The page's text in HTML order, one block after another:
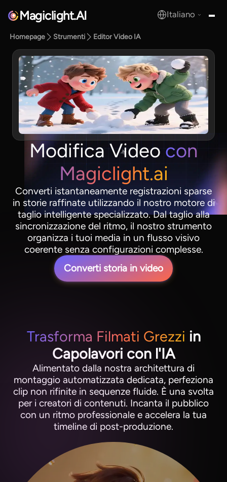
Magiclight.AI Italiano
Homepage Strumenti Editor Video IA
Modifica Video con
Magiclight.ai
Converti istantaneamente registrazioni sparse
in storie raffinate utilizzando il nostro motore di
taglio intelligente specializzato. Dal taglio alla
sincronizzazione del ritmo, il nostro strumento
organizza i tuoi media in un flusso visivo
coerente senza configurazioni complesse.
Converti storia in video
Trasforma Filmati Grezzi in
Capolavori con l'IA
Alimentato dalla nostra architettura di
montaggio automatizzata dedicata, perfeziona
clip non rifinite in sequenze fluide. È una svolta
per i creatori di contenuti. Incanta il pubblico
con un ritmo professionale e accelera la tua
timeline di post-produzione.